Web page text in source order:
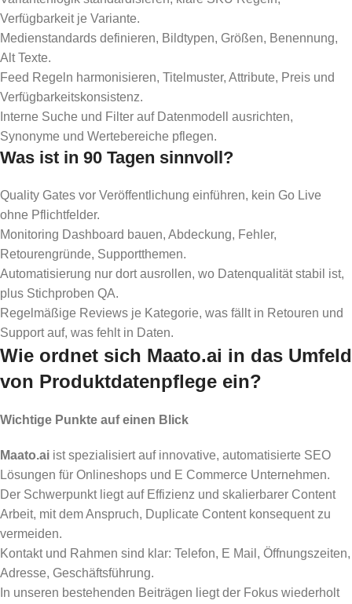
Verfügbarkeit je Variante.
Medienstandards definieren, Bildtypen, Größen, Benennung,
Alt Texte.
Feed Regeln harmonisieren, Titelmuster, Attribute, Preis und
Verfügbarkeitskonsistenz.
Interne Suche und Filter auf Datenmodell ausrichten,
Synonyme und Wertebereiche pflegen.
Was ist in 90 Tagen sinnvoll?
Quality Gates vor Veröffentlichung einführen, kein Go Live
ohne Pflichtfelder.
Monitoring Dashboard bauen, Abdeckung, Fehler,
Retourengründe, Supportthemen.
Automatisierung nur dort ausrollen, wo Datenqualität stabil ist,
plus Stichproben QA.
Regelmäßige Reviews je Kategorie, was fällt in Retouren und
Support auf, was fehlt in Daten.
Wie ordnet sich Maato.ai in das Umfeld
von Produktdatenpflege ein?
Wichtige Punkte auf einen Blick
Maato.ai ist spezialisiert auf innovative, automatisierte SEO
Lösungen für Onlineshops und E Commerce Unternehmen.
Der Schwerpunkt liegt auf Effizienz und skalierbarer Content
Arbeit, mit dem Anspruch, Duplicate Content konsequent zu
vermeiden.
Kontakt und Rahmen sind klar: Telefon, E Mail, Öffnungszeiten,
Adresse, Geschäftsführung.
In unseren bestehenden Beiträgen liegt der Fokus wiederholt